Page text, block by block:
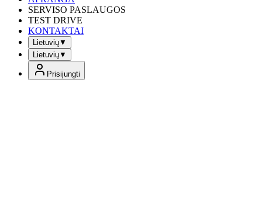
SERVISO PASLAUGOS
TEST DRIVE
KONTAKTAI
Lietuvių▼
Lietuvių▼
Prisijungti